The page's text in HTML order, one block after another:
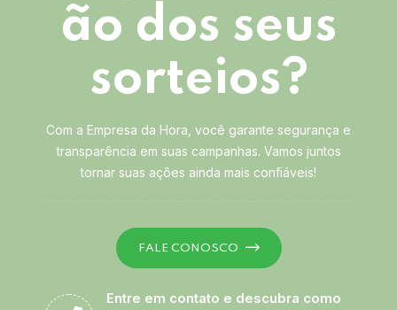
ão dos seus
sorteios?
Com a Empresa da Hora, você garante segurança e
transparência em suas campanhas. Vamos juntos
tornar suas ações ainda mais confiáveis!
FALE CONOSCO
Entre em contato e descubra como